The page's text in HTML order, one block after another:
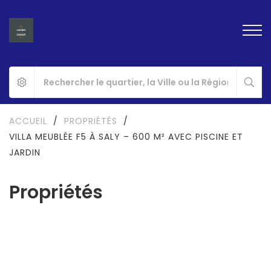
Propriétés
ACCUEIL / PROPRIÉTÉS
/
VILLA MEUBLÉE F5 À SALY – 600 M² AVEC PISCINE ET
JARDIN